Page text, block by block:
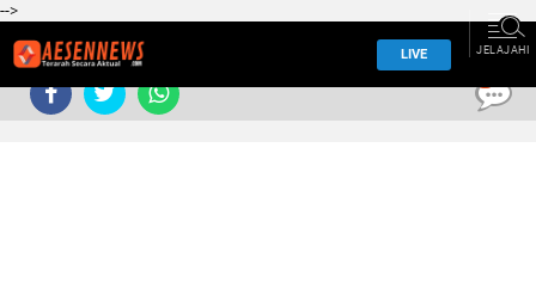
-->
LIVE JELAJAHI